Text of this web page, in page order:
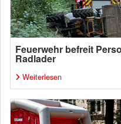
Feuerwehr befreit
Radlader
Weiterlesen